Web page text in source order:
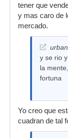
tener que
y mas caro de
mercado.
y se rio
la
fortuna
Yo creo que
cuadran de tal